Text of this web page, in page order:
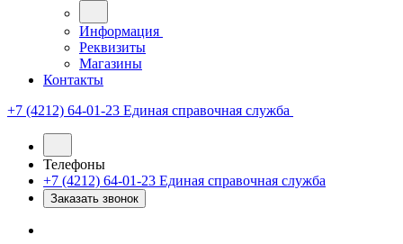
Информация
Реквизиты
Магазины
Контакты
+7 (4212) 64-01-23 Единая справочная служба
Телефоны
+7 (4212) 64-01-23 Единая справочная служба
Заказать звонок